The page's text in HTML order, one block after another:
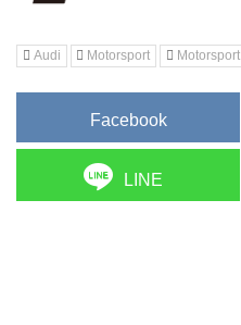
Audi Motorsport Motorsport
Facebook
LINE